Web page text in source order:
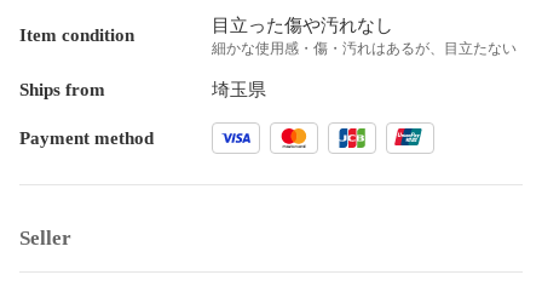
Item condition 目立った傷や汚れなし
細かな使用感・傷・汚れはあるが、目立たない
Ships from 埼玉県
Payment method
Seller